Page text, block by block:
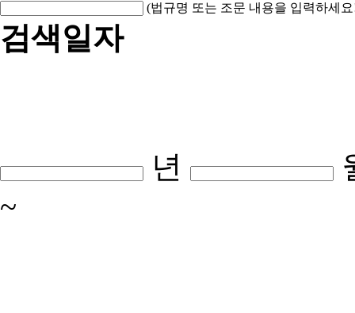
(법규명 또는 조문 내용을 입력하세
검색일자
년
~